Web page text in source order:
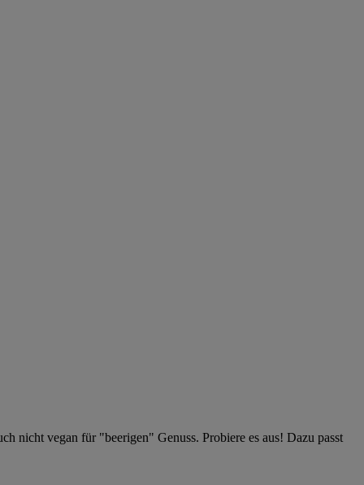
nicht vegan für "beerigen" Genuss. Probiere es aus! Dazu passt